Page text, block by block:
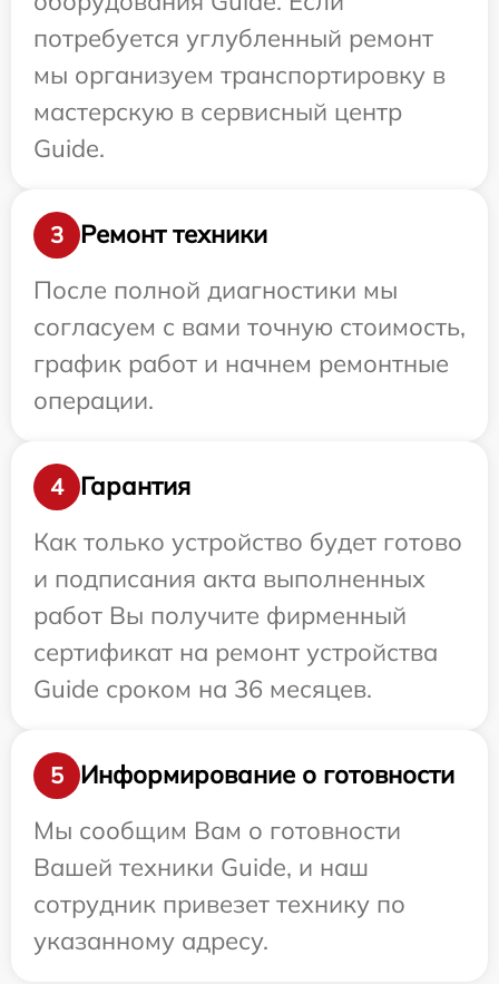
потребуется углубленный ремонт
мы организуем транспортировку в
мастерскую в сервисный центр
Guide.
3
Ремонт техники
После полной диагностики мы
согласуем с вами точную стоимость,
график работ и начнем ремонтные
операции.
4
Гарантия
Как только устройство будет готово
и подписания акта выполненных
работ Вы получите фирменный
сертификат на ремонт устройства
Guide сроком на 36 месяцев.
5
Информирование о готовности
Мы сообщим Вам о готовности
Вашей техники Guide, и наш
сотрудник привезет технику по
указанному адресу.